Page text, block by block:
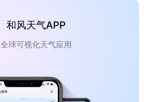
和风天气APP
全球可视化天气应用